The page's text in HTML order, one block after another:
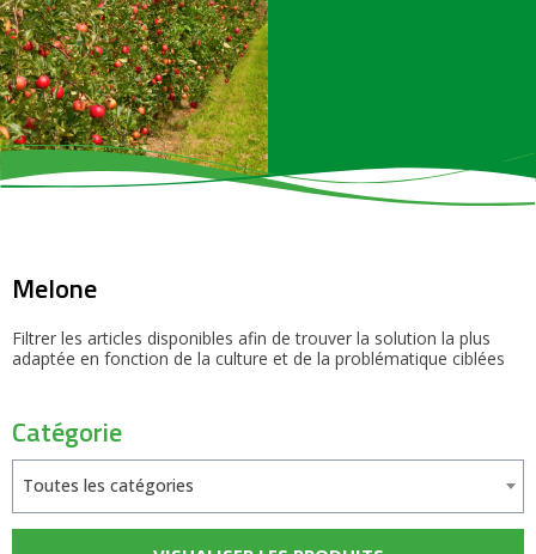
Melone
Filtrer les articles disponibles afin de trouver la solution la plus
adaptée en fonction de la culture et de la problématique ciblées
Catégorie
Toutes les catégories